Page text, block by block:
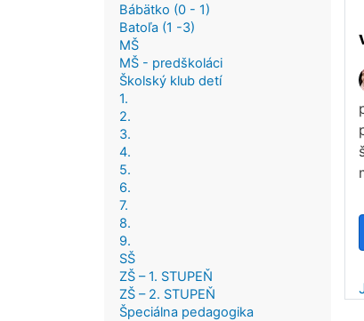
Bábätko (0 - 1)
Batoľa (1 -3)
MŠ
MŠ - predškoláci
Školský klub detí
1.
2.
3.
4.
5.
6.
7.
8.
9.
SŠ
ZŠ – 1. STUPEŇ
ZŠ – 2. STUPEŇ
Špeciálna pedagogika